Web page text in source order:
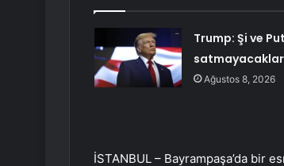
Trump: Şi ve
Ağustos 8, 2026
İSTANBUL – Bayrampaşa’da bir